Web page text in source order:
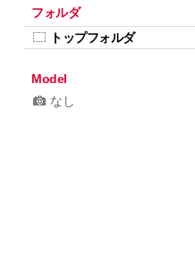
フォルダ
トップフォルダ
Model
なし